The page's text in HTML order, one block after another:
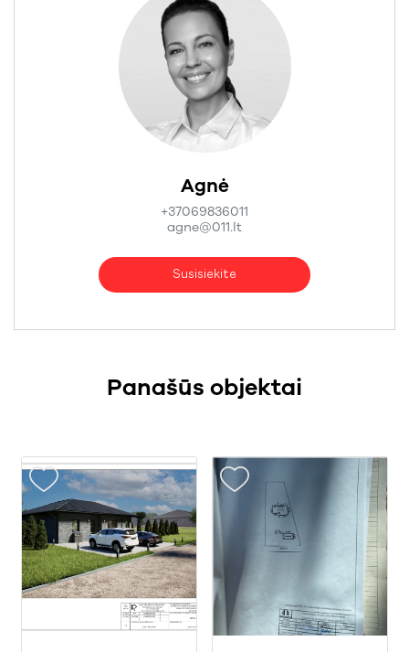
Agnė
+37069836011
agne@011.lt
Susisiekite
Panašūs objektai